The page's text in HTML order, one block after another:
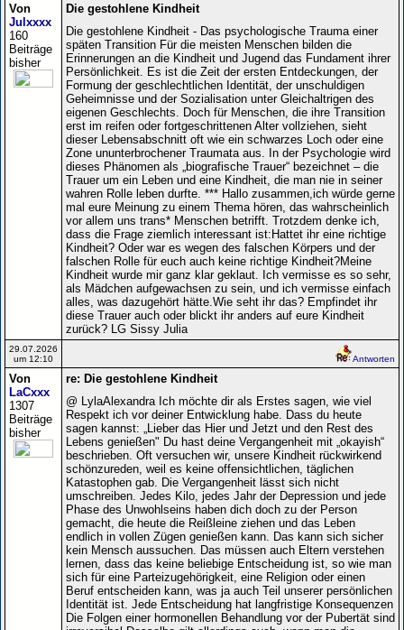
Von
Julxxxx
160
Beiträge
bisher
Die gestohlene Kindheit
Die gestohlene Kindheit - Das psychologische Trauma einer
späten Transition Für die meisten Menschen bilden die
Erinnerungen an die Kindheit und Jugend das Fundament ihrer
Persönlichkeit. Es ist die Zeit der ersten Entdeckungen, der
Formung der geschlechtlichen Identität, der unschuldigen
Geheimnisse und der Sozialisation unter Gleichaltrigen des
eigenen Geschlechts. Doch für Menschen, die ihre Transition
erst im reifen oder fortgeschrittenen Alter vollziehen, sieht
dieser Lebensabschnitt oft wie ein schwarzes Loch oder eine
Zone ununterbrochener Traumata aus. In der Psychologie wird
dieses Phänomen als „biografische Trauer“ bezeichnet – die
Trauer um ein Leben und eine Kindheit, die man nie in seiner
wahren Rolle leben durfte. *** Hallo zusammen,ich würde gerne
mal eure Meinung zu einem Thema hören, das wahrscheinlich
vor allem uns trans* Menschen betrifft. Trotzdem denke ich,
dass die Frage ziemlich interessant ist:Hattet ihr eine richtige
Kindheit? Oder war es wegen des falschen Körpers und der
falschen Rolle für euch auch keine richtige Kindheit?Meine
Kindheit wurde mir ganz klar geklaut. Ich vermisse es so sehr,
als Mädchen aufgewachsen zu sein, und ich vermisse einfach
alles, was dazugehört hätte.Wie seht ihr das? Empfindet ihr
diese Trauer auch oder blickt ihr anders auf eure Kindheit
zurück? LG Sissy Julia
29.07.2026
um 12:10
Antworten
Von
LaCxxx
1307
Beiträge
bisher
re: Die gestohlene Kindheit
@ LylaAlexandra Ich möchte dir als Erstes sagen, wie viel
Respekt ich vor deiner Entwicklung habe. Dass du heute
sagen kannst: „Lieber das Hier und Jetzt und den Rest des
Lebens genießen" Du hast deine Vergangenheit mit „okayish“
beschrieben. Oft versuchen wir, unsere Kindheit rückwirkend
schönzureden, weil es keine offensichtlichen, täglichen
Katastophen gab. Die Vergangenheit lässt sich nicht
umschreiben. Jedes Kilo, jedes Jahr der Depression und jede
Phase des Unwohlseins haben dich doch zu der Person
gemacht, die heute die Reißleine ziehen und das Leben
endlich in vollen Zügen genießen kann. Das kann sich sicher
kein Mensch aussuchen. Das müssen auch Eltern verstehen
lernen, dass das keine beliebige Entscheidung ist, so wie man
sich für eine Parteizugehörigkeit, eine Religion oder einen
Beruf entscheiden kann, was ja auch Teil unserer persönlichen
Identität ist. Jede Entscheidung hat langfristige Konsequenzen
Die Folgen einer hormonellen Behandlung vor der Pubertät sind